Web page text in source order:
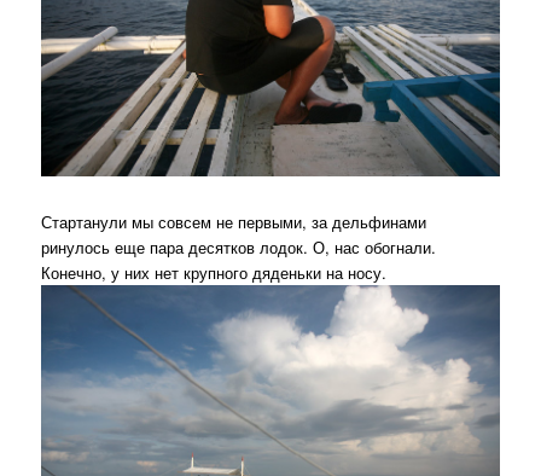
Стартанули мы совсем не первыми, за дельфинами
ринулось еще пара десятков лодок. О, нас обогнали.
Конечно, у них нет крупного дяденьки на носу.